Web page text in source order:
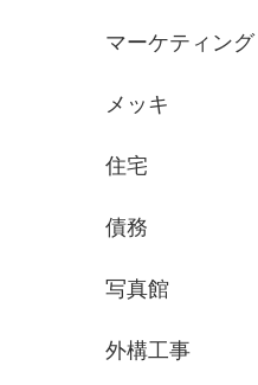
マーケティング
メッキ
住宅
債務
写真館
外構工事